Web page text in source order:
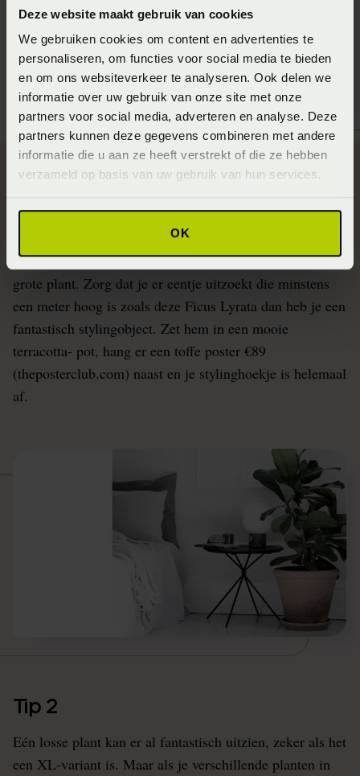
Deze website maakt gebruik van cookies
We gebruiken cookies om content en advertenties te
personaliseren, om functies voor social media te bieden
en om ons websiteverkeer te analyseren. Ook delen we
informatie over uw gebruik van onze site met onze
partners voor social media, adverteren en analyse. Deze
partners kunnen deze gegevens combineren met andere
informatie die u aan ze heeft verstrekt of die ze hebben
verzameld op basis van uw gebruik van hun services.
OK
Een groot gebaar
Heb je naast je bed ruimte over, ga dan voor één heel
grote plant. Zorg dat je er eentje uitzoekt die minstens
een meter hoog is zoals deze Ficus Lyrata dan heb je een
fantastisch stylingobject. Zet hem in een mooie
terracotta- pot, hang er een toffe poster €89
(theposterclub.com) naast en je stylinghoekje is helemaal
af.
Tip 2
Eén losse plant kan er al fantastisch uitzien, zeker als het
een XL-variant is. Maar als je verschillende planten in